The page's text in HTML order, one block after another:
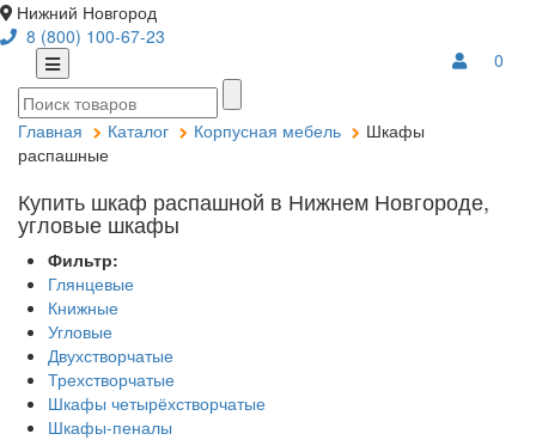
Нижний Новгород
8 (800) 100-67-23
0
Главная Каталог Корпусная мебель
Шкафы
распашные
Купить шкаф распашной в Нижнем Новгороде,
угловые шкафы
Фильтр:
Глянцевые
Книжные
Угловые
Двухстворчатые
Трехстворчатые
Шкафы четырёхстворчатые
Шкафы-пеналы